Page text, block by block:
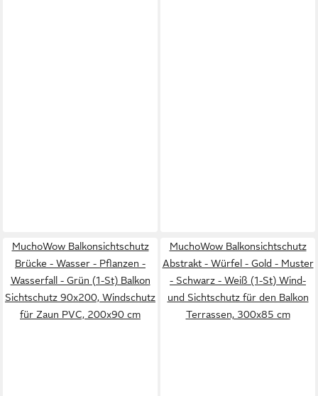
MuchoWow Balkonsichtschutz
Brücke - Wasser - Pflanzen -
Wasserfall - Grün (1-St) Balkon
Sichtschutz 90x200, Windschutz
für Zaun PVC, 200x90 cm
MuchoWow Balkonsichtschutz
Abstrakt - Würfel - Gold - Muster
- Schwarz - Weiß (1-St) Wind-
und Sichtschutz für den Balkon
Terrassen, 300x85 cm